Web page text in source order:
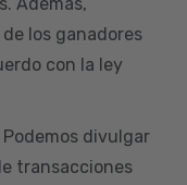
los ganadores
con la ley
Podemos divulgar
transacciones